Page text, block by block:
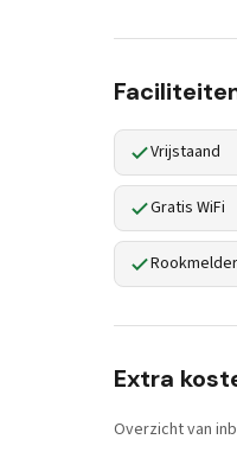
Vrijstaand
Gratis WiFi
Rookmelder
Extra
Overzicht van